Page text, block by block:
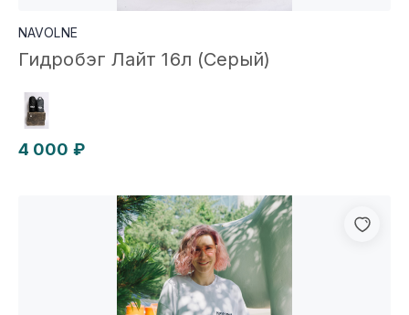
NAVOLNE
Гидробэг Лайт 16л (Серый)
4 000 ₽